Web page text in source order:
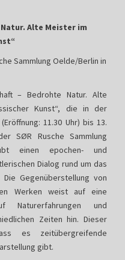
Alte Meister im
Sammlung Oelde/Berlin in
– Bedrohte Natur. Alte
Kunst“, die in der
11.30 Uhr) bis 13.
SØR Rusche Sammlung
einen epochen- und
Dialog rund um das
Die Gegenüberstellung von
Werken weist auf eine
Naturerfahrungen und
Zeiten hin. Dieser
es zeitübergreifende
gibt.